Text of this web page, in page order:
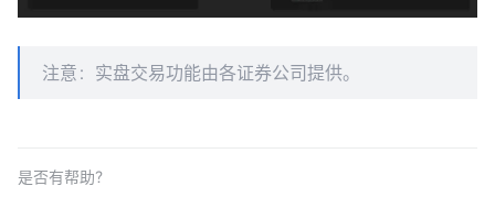
注意：实盘交易功能由各证券公司提供。
是否有帮助？